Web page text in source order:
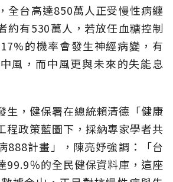
全台高達850萬人正受慢性病纏
約有530萬人，若放任血糖控制
的機率會發生神經病變，有
風，而中風更與未來的失能息
生，健保署在總統賴清德「健康
程政策藍圖下，採納專家學者共
888計畫」，陳亮妤強調：「台
99.9％的全民健保資料庫，這座